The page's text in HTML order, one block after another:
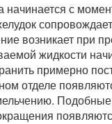
начинается с
возникает при
жидкости
примерно
отделе